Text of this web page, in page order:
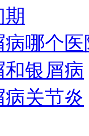
哪个
银屑病
关节炎